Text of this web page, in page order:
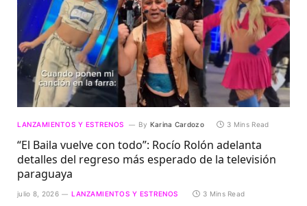
LANZAMIENTOS Y ESTRENOS By Karina Cardozo 3 Mins Read
“El Baila vuelve con todo”: Rocío Rolón adelanta
detalles del regreso más esperado de la televisión
paraguaya
julio 8, 2026 LANZAMIENTOS Y ESTRENOS 3 Mins Read